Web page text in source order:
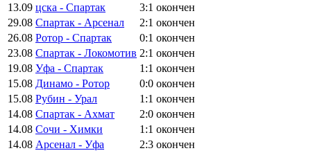
13.09 цска - Спартак 3:1 окончен
29.08 Спартак - Арсенал 2:1 окончен
26.08 Ротор - Спартак 0:1 окончен
23.08 Спартак - Локомотив 2:1 окончен
19.08 Уфа - Спартак 1:1 окончен
15.08 Динамо - Ротор 0:0 окончен
15.08 Рубин - Урал 1:1 окончен
14.08 Спартак - Ахмат 2:0 окончен
14.08 Сочи - Химки 1:1 окончен
14.08 Арсенал - Уфа 2:3 окончен